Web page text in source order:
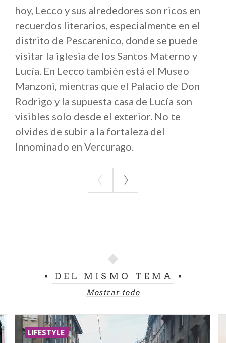
viajes en moto de nieve a Pian delle Betulle y Piani di
Artavaggio, mientras que Piani di Bobbio son
ideales para esquiar. En Bellano, hay otro
espectáculo de la naturaleza: una pasarela anclada a
la roca que, a través de barrancos y cuevas
sugestivas, te llevará a la cascada de Orrido.
subiendo los 349 escalones se llega al Santuario de
la Madonna del Bosco en Imbersago, construido en
una posición panorámica en el Valle de Adda. A
aquellos que suben se conceden trescientos días de
Por último, no olvides probar los restaurantes y
Aquí hay10 consejosque no te puedes perder.
hoy, Lecco y sus alrededores son ricos en
recuerdos literarios, especialmente en el
distrito de Pescarenico, donde se puede
visitar la iglesia de los Santos Materno y
Lucía. En Lecco también está el Museo
Manzoni, mientras que el Palacio de Don
Rodrigo y la supuesta casa de Lucía son
visibles solo desde el exterior. No te
olvides de subir a la fortaleza del
Innominado en Vercurago.
DEL MISMO TEMA
Mostrar todo
LIFESTYLE